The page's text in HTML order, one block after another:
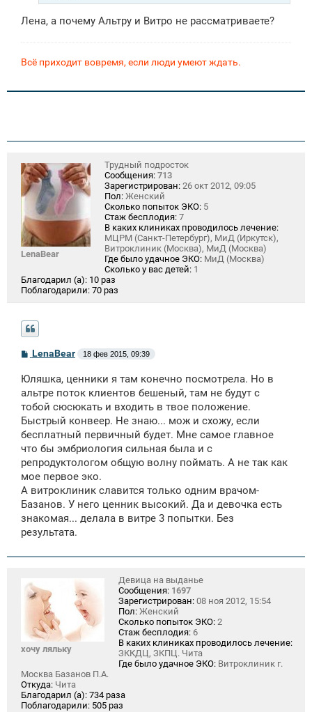
Лена, а почему Альтру и Витро не рассматриваете?
Всё приходит вовремя, если люди умеют ждать.
LenaBear
Трудный подросток
Сообщения: 713
Зарегистрирован: 26 окт 2012, 09:05
Пол: Женский
Сколько попыток ЭКО: 5
Стаж бесплодия: 7
В каких клиниках проводилось лечение:
МЦРМ (Санкт-Петербург), МиД (Иркутск),
Витроклиник (Москва), МиД (Москва)
Где было удачное ЭКО: МиД (Москва)
Сколько у вас детей: 1
Благодарил (а): 10 раз
Поблагодарили: 70 раз
С
б
щ
н
и
LenaBear 18 фев 2015, 09:39
Юляшка, ценники я там конечно посмотрела. Но в
альтре поток клиентов бешеный, там не будут с
тобой сюсюкать и входить в твое положение.
Быстрый конвеер. Не знаю... мож и схожу, если
бесплатный первичный будет. Мне самое главное
что бы эмбриология сильная была и с
репродуктологом общую волну поймать. А не так как
мое первое эко.
А витроклиник славится только одним врачом-
Базанов. У него ценник высокий. Да и девочка есть
знакомая... делала в витре 3 попытки. Без
результата.
хочу ляльку
Девица на выданье
Сообщения: 1697
Зарегистрирован: 08 ноя 2012, 15:54
Пол: Женский
Сколько попыток ЭКО: 2
Стаж бесплодия: 6
В каких клиниках проводилось лечение:
ЗККДЦ, ЗКПЦ. Чита
Где было удачное ЭКО: Витроклиник г.
Москва Базанов П.А.
Откуда: Чита
Благодарил (а): 734 раза
Поблагодарили: 505 раз